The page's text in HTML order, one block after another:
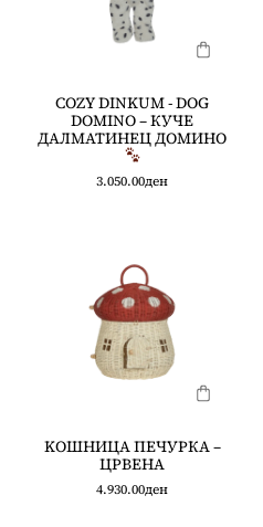
COZY DINKUM - DOG
DOMINO – КУЧЕ
ДАЛМАТИНЕЦ ДОМИНО
3.050.00ден
KOШНИЦА ПЕЧУРКА –
ЦРВЕНА
4.930.00ден